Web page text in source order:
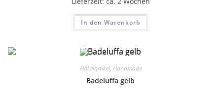
In den Warenkorb
Häkelartikel, Handmade
Badeluffa gelb